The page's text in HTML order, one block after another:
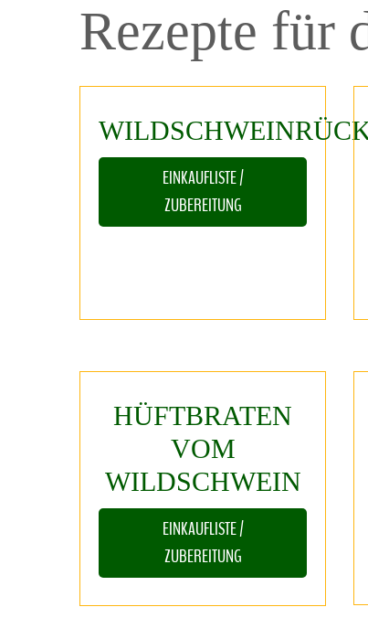
Rezepte für
EINKAUFLISTE /
ZUBEREITUNG
HÜFTBRATEN
VOM
WILDSCHWEIN
EINKAUFLISTE /
ZUBEREITUNG